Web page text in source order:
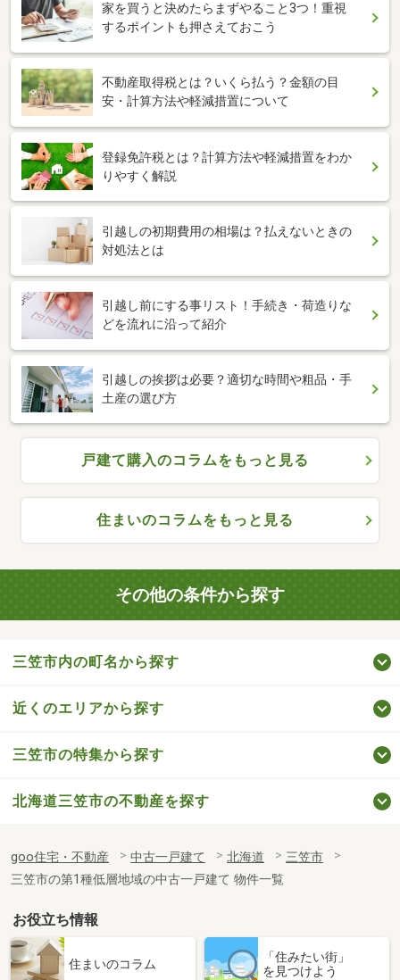
家を買うと決めたらまずやること3つ！重視
するポイントも押さえておこう
不動産取得税とは？いくら払う？金額の目
安・計算方法や軽減措置について
登録免許税とは？計算方法や軽減措置をわか
りやすく解説
引越しの初期費用の相場は？払えないときの
対処法とは
引越し前にする事リスト！手続き・荷造りな
どを流れに沿って紹介
引越しの挨拶は必要？適切な時間や粗品・手
土産の選び方
戸建て購入のコラムをもっと見る
住まいのコラムをもっと見る
その他の条件から探す
三笠市内の町名から探す
近くのエリアから探す
三笠市の特集から探す
北海道三笠市の不動産を探す
goo住宅・不動産 中古一戸建て 北海道
三笠市
三笠市の第1種低層地域の中古一戸建て 物件一覧
お役立ち情報
住まいのコラム
「住みたい街」
を見つけよう